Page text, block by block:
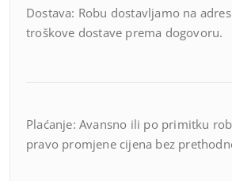
Dostava: Robu dostavljamo na
troškove dostave prema dogovoru.
Plaćanje: Avansno ili po primitku
pravo promjene cijena bez